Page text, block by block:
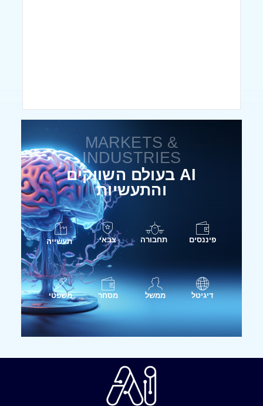
MARKETS &
INDUSTRIES
AI בעולם השווקים
והתעשיות
פיננסים תחבורה צבאי תעשייה
דיגיטל ממשל מסחר משפטי